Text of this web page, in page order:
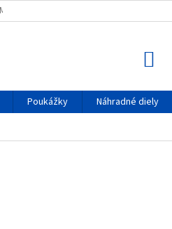
OCHRANY OSOBNÝCH ÚDAJOV
Poukážky Náhradné diely